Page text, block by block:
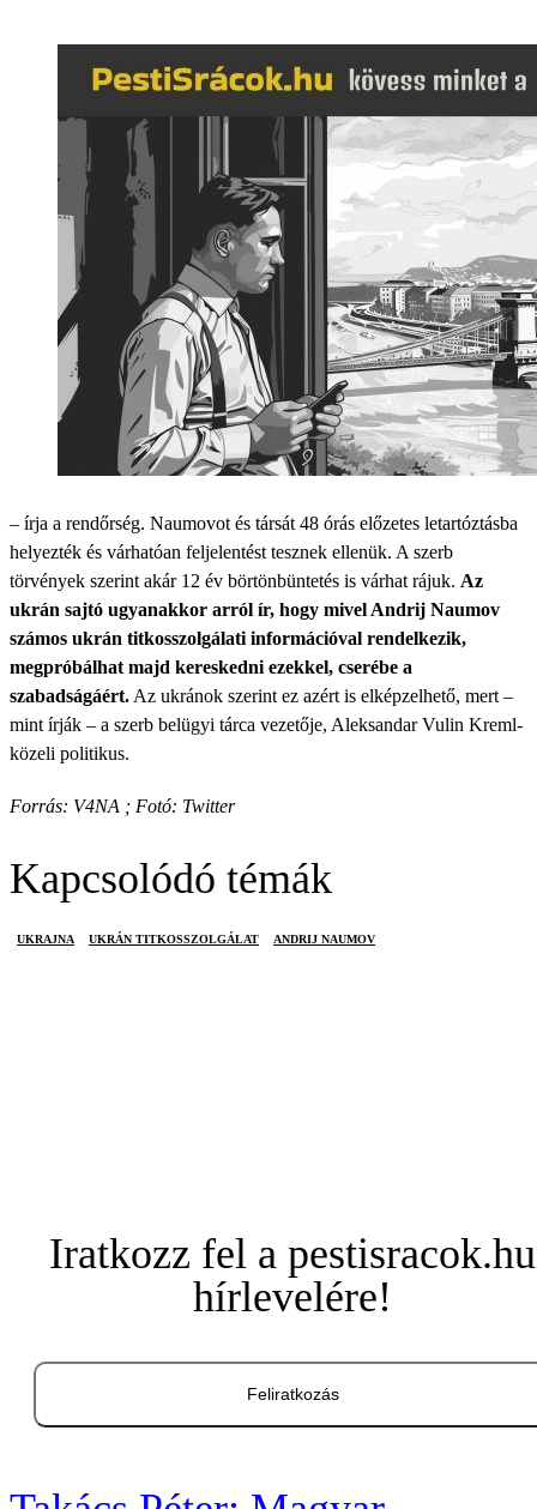
– írja a rendőrség. Naumovot és társát 48 órás előzetes letartóztásba
helyezték és várhatóan feljelentést tesznek ellenük. A szerb
törvények szerint akár 12 év börtönbüntetés is várhat rájuk. Az
ukrán sajtó ugyanakkor arról ír, hogy mivel Andrij Naumov
számos ukrán titkosszolgálati információval rendelkezik,
megpróbálhat majd kereskedni ezekkel, cserébe a
szabadságáért. Az ukránok szerint ez azért is elképzelhető, mert –
mint írják – a szerb belügyi tárca vezetője, Aleksandar Vulin Kreml-
közeli politikus.
Forrás: V4NA ; Fotó: Twitter
Kapcsolódó témák
UKRAJNA UKRÁN TITKOSSZOLGÁLAT ANDRIJ NAUMOV
Iratkozz fel a pestisracok.hu
hírlevelére!
Feliratkozás